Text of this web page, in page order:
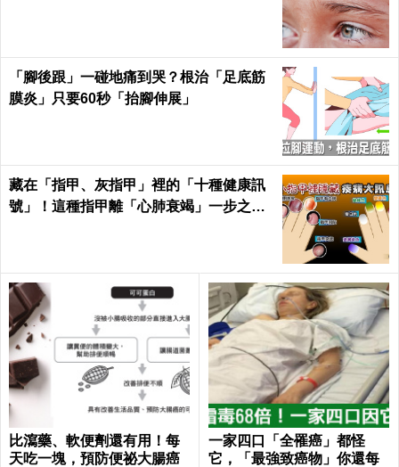
「腳後跟」一碰地痛到哭？根治「足底筋
膜炎」只要60秒「抬腳伸展」
藏在「指甲、灰指甲」裡的「十種健康訊
號」！這種指甲離「心肺衰竭」一步之
比瀉藥、軟便劑還有用！每
天吃一塊，預防便祕大腸癌
一家四口「全罹癌」都怪
它，「最強致癌物」你還每